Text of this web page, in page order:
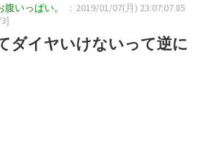
いっぱい。
：2019/01/07(月) 23:07:07.85
ダイヤいけないって逆に